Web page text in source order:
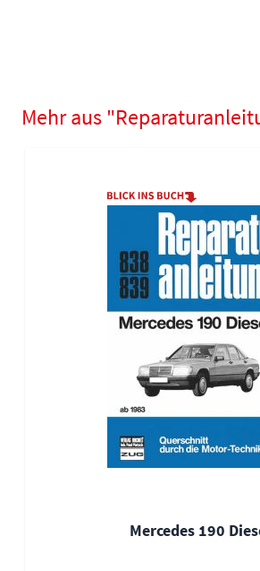
Mehr aus
Mercedes 190